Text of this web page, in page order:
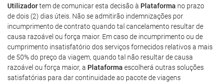
Utilizadortem de comunicar esta decisão à Plataforma no prazo
de dois (2) dias úteis. Não se admitirão indemnizações por
incumprimento de contrato quando tal cancelamento resultar de
causa razoável ou força maior. Em caso de incumprimento ou de
cumprimento insatisfatório dos serviços fornecidos relativos a mais
de 50% do preço da viagem, quando tal não resultar de causa
razoável ou força maior, a Plataforma escolherá outras soluções
satisfatórias para dar continuidade ao pacote de viagens